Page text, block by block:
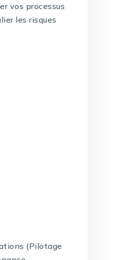
vos processus
les risques
(Pilotage